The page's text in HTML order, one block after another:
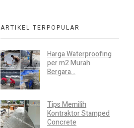
ARTIKEL TERPOPULAR
Harga Waterproofing
per m2 Murah
Bergara...
Tips Memilih
Kontraktor Stamped
Concrete